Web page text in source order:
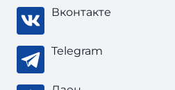
Вконтакте
Telegram